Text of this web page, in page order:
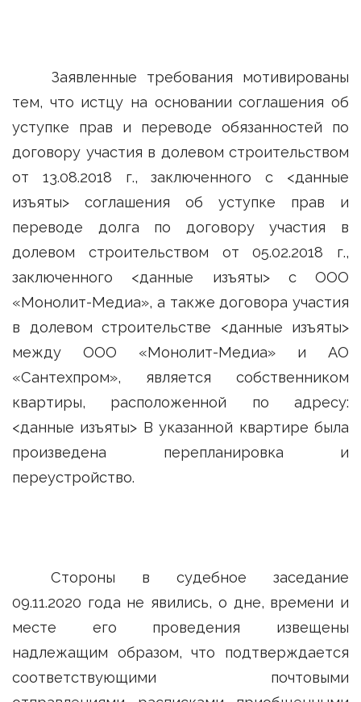
Заявленные требования мотивированы
тем, что истцу на основании соглашения об
уступке прав и переводе обязанностей по
договору участия в долевом строительством
от 13.08.2018 г., заключенного с <данные
изъяты> соглашения об уступке прав и
переводе долга по договору участия в
долевом строительством от 05.02.2018 г.,
заключенного <данные изъяты> с ООО
«Монолит-Медиа», а также договора участия
в долевом строительстве <данные изъяты>
между ООО «Монолит-Медиа» и АО
«Сантехпром», является собственником
квартиры, расположенной по адресу:
<данные изъяты> В указанной квартире была
произведена перепланировка и
переустройство.
Стороны в судебное заседание
09.11.2020 года не явились, о дне, времени и
месте его проведения извещены
надлежащим образом, что подтверждается
соответствующими почтовыми